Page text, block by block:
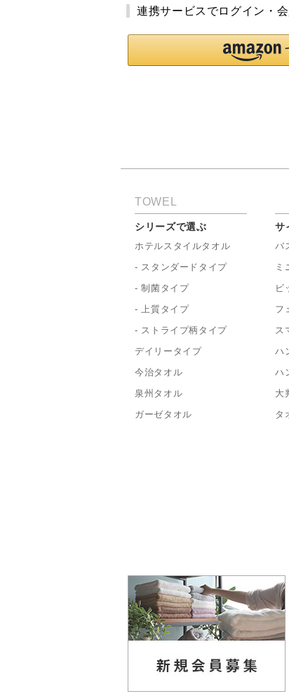
連携サービスでログイン・
TOWEL
シリーズで選ぶ
ホテルスタイルタオル
- スタンダードタイプ
- 制菌タイプ
- 上質タイプ
- ストライプ柄タイプ
デイリータイプ
今治タオル
泉州タオル
ガーゼタオル
サ
バ
ミ
ビ
フ
ス
ハ
ハ
大
タ